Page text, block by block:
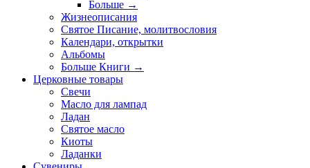
Больше →
Жизнеописания
Святое Писание, молитвословия
Календари, открытки
Альбомы
Больше Книги →
Церковные товары
Свечи
Масло для лампад
Ладан
Святое масло
Киоты
Ладанки